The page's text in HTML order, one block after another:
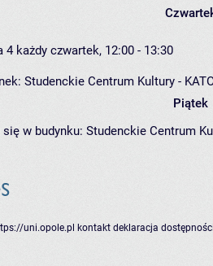
4 każdy czwartek, 12:00 - 13:30
Studenckie Centrum Kultury -
Piątek
w budynku: Studenckie Centrum
uni.opole.pl kontakt deklaracja